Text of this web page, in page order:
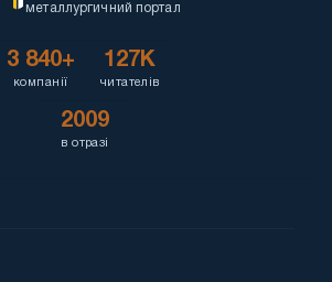
металлургичний портал
3 840+
компанії
127K
читателів
2009
в отразі